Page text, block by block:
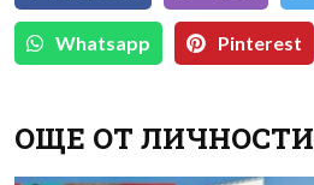
Whatsapp Pinterest
ОЩЕ ОТ ЛИЧНОСТИ